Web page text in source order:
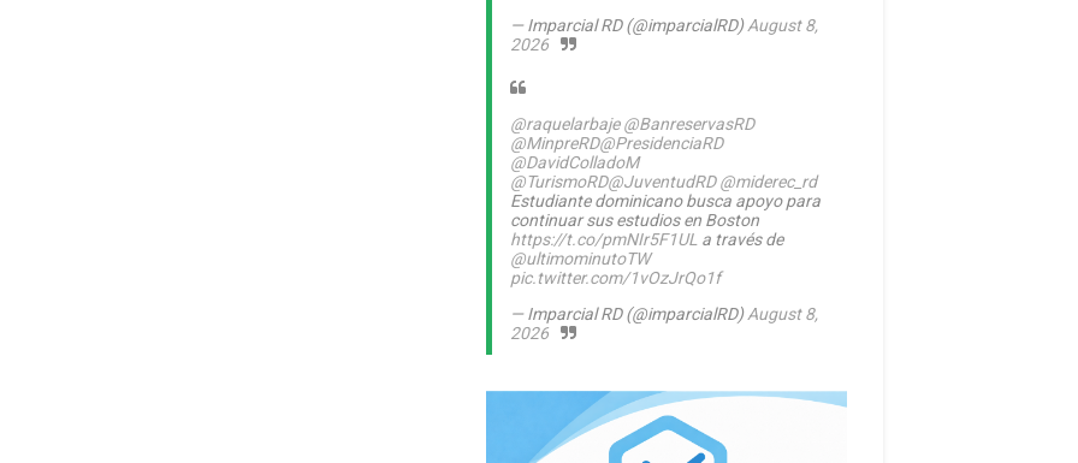
— Imparcial RD (@imparcialRD)August 8,
2026
@raquelarbaje @BanreservasRD
@MinpreRD@PresidenciaRD
@DavidColladoM
@TurismoRD@JuventudRD @miderec_rd
Estudiante dominicano busca apoyo para
continuar sus estudios en Boston
https://t.co/pmNIr5F1UL a través de
@ultimominutoTW
pic.twitter.com/1vOzJrQo1f
— Imparcial RD (@imparcialRD)August 8,
2026